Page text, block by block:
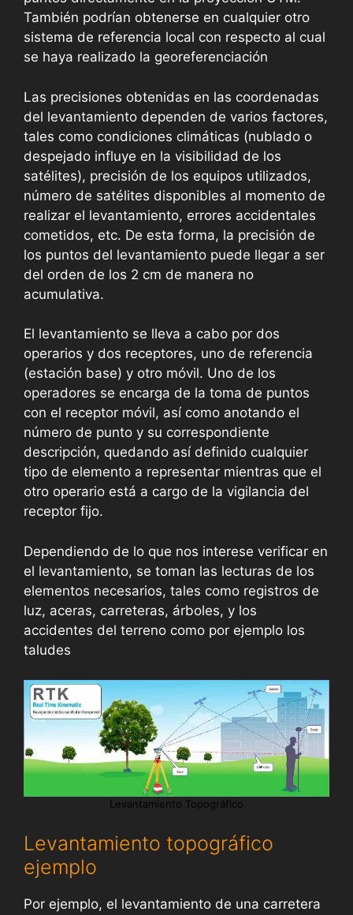
También podrían obtenerse en cualquier otro
sistema de referencia local con respecto al cual
se haya realizado la georeferenciación
Las precisiones obtenidas en las coordenadas
del levantamiento dependen de varios factores,
tales como condiciones climáticas (nublado o
despejado influye en la visibilidad de los
satélites), precisión de los equipos utilizados,
número de satélites disponibles al momento de
realizar el levantamiento, errores accidentales
cometidos, etc. De esta forma, la precisión de
los puntos del levantamiento puede llegar a ser
del orden de los 2 cm de manera no
acumulativa.
El levantamiento se lleva a cabo por dos
operarios y dos receptores, uno de referencia
(estación base) y otro móvil. Uno de los
operadores se encarga de la toma de puntos
con el receptor móvil, así como anotando el
número de punto y su correspondiente
descripción, quedando así definido cualquier
tipo de elemento a representar mientras que el
otro operario está a cargo de la vigilancia del
receptor fijo.
Dependiendo de lo que nos interese verificar en
el levantamiento, se toman las lecturas de los
elementos necesarios, tales como registros de
luz, aceras, carreteras, árboles, y los
accidentes del terreno como por ejemplo los
taludes
Levantamiento Topográfico
Levantamiento topográfico
ejemplo
Por ejemplo, el levantamiento de una carretera